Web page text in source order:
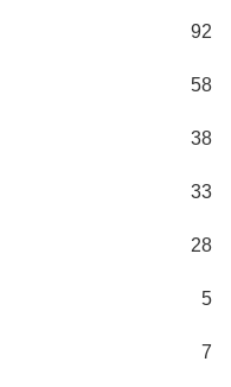
92
58
38
33
28
5
7